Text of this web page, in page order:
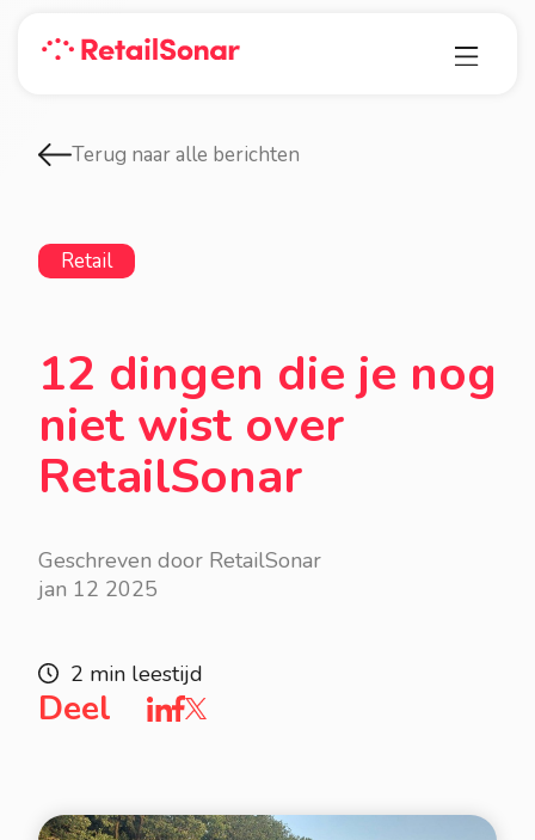
Terug naar alle berichten
Retail
12 dingen die je nog
niet wist over
RetailSonar
Geschreven door RetailSonar
jan 12 2025
2 min leestijd
Deel